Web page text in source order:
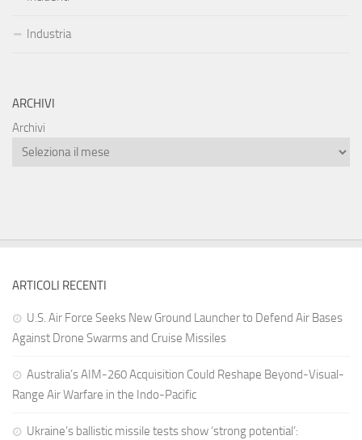
Industria
ARCHIVI
Archivi
ARTICOLI RECENTI
U.S. Air Force Seeks New Ground Launcher to Defend Air Bases
Against Drone Swarms and Cruise Missiles
Australia’s AIM-260 Acquisition Could Reshape Beyond-Visual-
Range Air Warfare in the Indo-Pacific
Ukraine’s ballistic missile tests show ‘strong potential’: